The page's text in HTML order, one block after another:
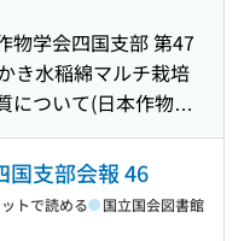
密度で狭畦栽培した
サチユタカ」の乾物
第52回講演会講演要
of Soybean
under
with Two Planting
よび収量との関係(日
国支部第51回講演会
おける減肥および被
る影響(日本作物学会
) 水田裏作が水稲有機
四国支部第51回講演
が水稲有機栽培に及
第51回講演会講演要
収量に対する基肥一
野生サゴヤシの生育
学会四国支部第50回
スラウェシ州タナ・
pinnata Merr.)
学会四国支部第50回
スラウェシ州タナ・
pinnata Merr.)
第50回講演会講演要
講演要旨) 脱塩・乾燥
稲の生育・収量に及
第49回講演会講演要
かす資材間の比較(日
講演要旨) ヤーコン
育初期特性(日本作物
要旨) 自立型気象観測
支部第48回講演会
る冬季代かき水稲不
本作物学会四国支部
種「おいでまい」の
回講演会講演要旨)
期が生育収量および
学会四国支部第48回
数に及ぼす湛水処理
物学会四国支部 第47
き水稲綿マルチ栽培
について(日本作物学
旨) 竹粉堆肥で育苗し
物学会四国支部第47
綿マルチがキャベツと
える影響(日本作物
国支部会報 46
トで読める 国立国会図書館